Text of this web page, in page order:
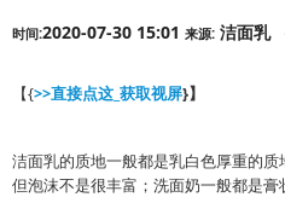
时间:2020-07-30 15:01 来源: 洁面乳
【{>>直接点这_获取视屏}】
洁面乳的质地一般都是乳白色厚重的质
但泡沫不是很丰富；洗面奶一般都是